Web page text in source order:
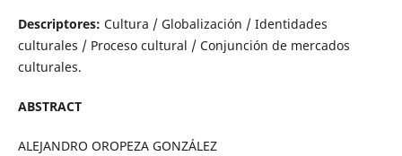
Descriptores: Cultura / Globalización / Identidades
culturales / Proceso cultural / Conjunción de mercados
culturales.
ABSTRACT
ALEJANDRO OROPEZA GONZÁLEZ